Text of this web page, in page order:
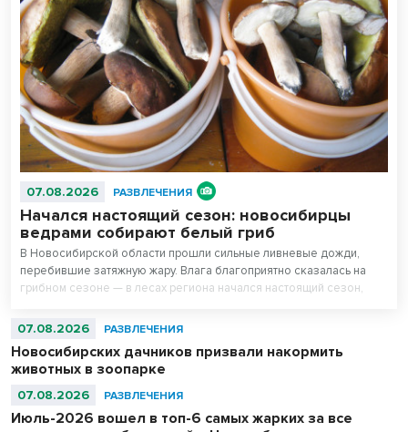
07.08.2026 РАЗВЛЕЧЕНИЯ
Начался настоящий сезон: новосибирцы
ведрами собирают белый гриб
В Новосибирской области прошли сильные ливневые дожди,
перебившие затяжную жару. Влага благоприятно сказалась на
грибном сезоне — в лесах региона начался настоящий сезон,
07.08.2026 РАЗВЛЕЧЕНИЯ
Новосибирских дачников призвали накормить
животных в зоопарке
07.08.2026 РАЗВЛЕЧЕНИЯ
Июль-2026 вошел в топ-6 самых жарких за все